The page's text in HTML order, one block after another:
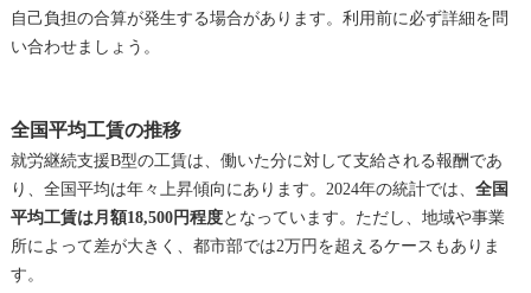
自己負担の合算が発生する場合があります。利用前に必ず詳細を問
い合わせましょう。
全国平均工賃の推移
就労継続支援B型の工賃は、働いた分に対して支給される報酬であ
り、全国平均は年々上昇傾向にあります。2024年の統計では、 全国
平均工賃は月額18,500円程度となっています。ただし、地域や事業
所によって差が大きく、都市部では2万円を超えるケースもありま
す。